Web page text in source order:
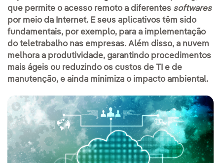
que permite o acesso remoto a diferentes softwares
por meio da Internet. E seus aplicativos têm sido
fundamentais, por exemplo, para a implementação
do teletrabalho nas empresas. Além disso, a nuvem
melhora a produtividade, garantindo procedimentos
mais ágeis ou reduzindo os custos de TI e de
manutenção, e ainda minimiza o impacto ambiental.